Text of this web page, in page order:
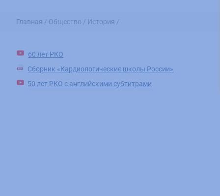
Главная / Общество / История /
60 лет РКО
Сборник «Кардиологические школы России»
50 лет РКО с английскими субтитрами